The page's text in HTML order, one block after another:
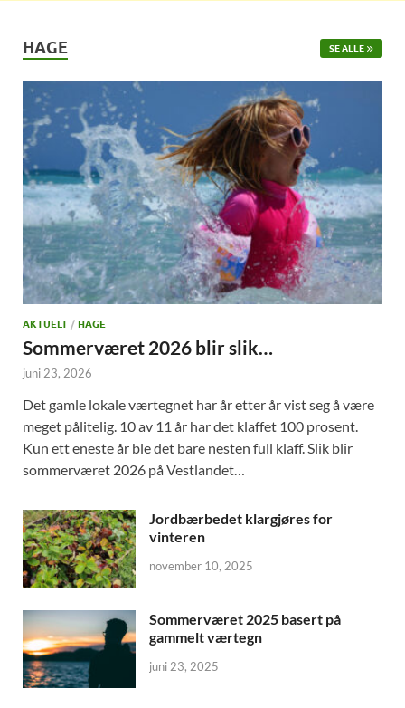
HAGE SE ALLE
AKTUELT / HAGE
Sommerværet 2026 blir slik…
juni 23, 2026
Det gamle lokale værtegnet har år etter år vist seg å være
meget pålitelig. 10 av 11 år har det klaffet 100 prosent.
Kun ett eneste år ble det bare nesten full klaff. Slik blir
sommerværet 2026 på Vestlandet…
Jordbærbedet klargjøres for
vinteren
november 10, 2025
Sommerværet 2025 basert på
gammelt værtegn
juni 23, 2025